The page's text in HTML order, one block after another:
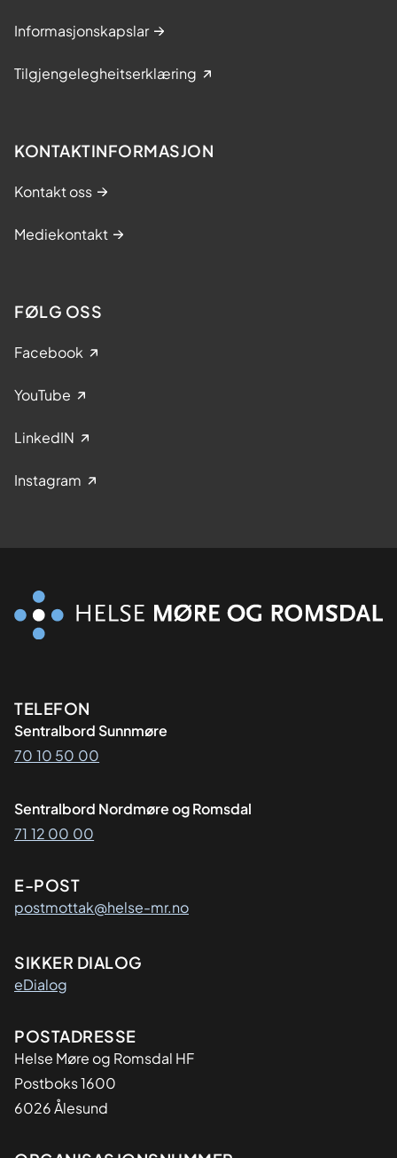
Informasjonskapslar
Tilgjengelegheitserklæring
KONTAKTINFORMASJON
Kontakt oss
Mediekontakt
FØLG OSS
Facebook
YouTube
LinkedIN
Instagram
Kontaktinformasjon
TELEFON
Sentralbord Sunnmøre
70 10 50 00
Sentralbord Nordmøre og Romsdal
71 12 00 00
E-POST
postmottak@helse-mr.no
SIKKER DIALOG
eDialog
Adresse
POSTADRESSE
Helse Møre og Romsdal HF
Postboks 1600
6026 Ålesund